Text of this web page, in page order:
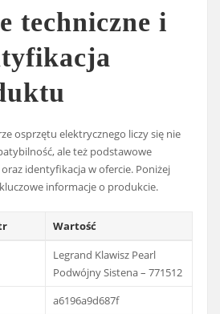
techniczne i
osprzętu elektrycznego liczy się nie
ale też podstawowe
identyfikacja w ofercie. Poniżej
informacje o produkcie.
Wartość
Legrand Klawisz Pearl
Podwójny Sistena – 771512
a6196a9d687f